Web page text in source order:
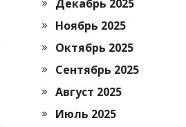
Декабрь 2025
Ноябрь 2025
Октябрь 2025
Сентябрь 2025
Август 2025
Июль 2025